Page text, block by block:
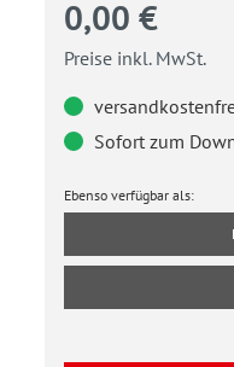
0,00 €
Preise inkl. MwSt.
Sofort zum
Ebenso verfügbar als: